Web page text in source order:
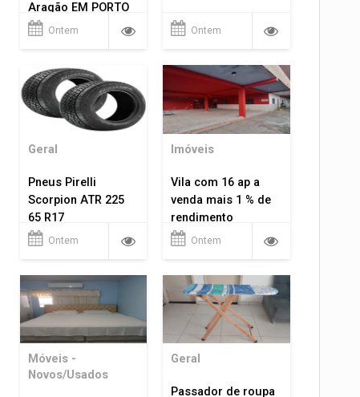
Aragão EM PORTO
VELHO RO.
Ontem Ontem
Geral
Pneus Pirelli
Scorpion ATR 225
65 R17
Ontem
Imóveis
Vila com 16 ap a
venda mais 1 % de
rendimento
Ontem
Móveis -
Novos/Usados
Geral
Passador de roupa